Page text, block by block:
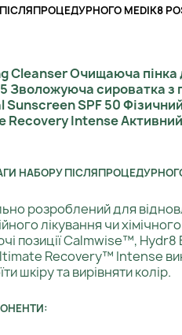
MEDIK8
Cleanser Очищаюча пінка
Зволожуюча сироватка з
Sunscreen SPF 50
Recovery Intense
НАБОРУ ПІСЛЯПРОЦЕДУРНОГО
розроблений для
лікування чи хімічного
позиції Calmwise™,
Recovery™ Intense
шкіру та вирівняти колір.